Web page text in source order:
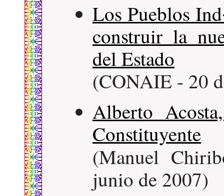
Los Pueblos
construir la
del Estado
(CONAIE - 20
Alberto
Constituyente
(Manuel
junio de 2007)